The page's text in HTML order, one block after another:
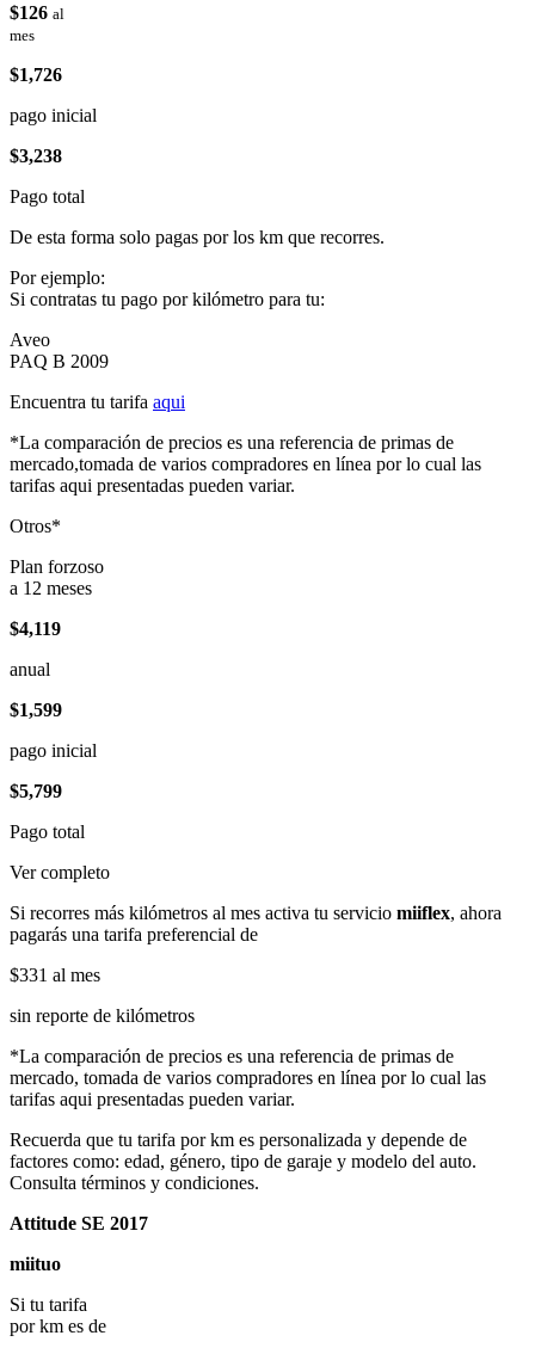
$126 al
mes
$1,726
pago inicial
$3,238
Pago total
De esta forma solo pagas por los km que recorres.
Por ejemplo:
Si contratas tu pago por kilómetro para tu:
Aveo
PAQ B 2009
Encuentra tu tarifa aqui
*La comparación de precios es una referencia de primas de
mercado,tomada de varios compradores en línea por lo cual las
tarifas aqui presentadas pueden variar.
Otros*
Plan forzoso
a 12 meses
$4,119
anual
$1,599
pago inicial
$5,799
Pago total
Ver completo
Si recorres más kilómetros al mes activa tu servicio miiflex, ahora
pagarás una tarifa preferencial de
$331 al mes
sin reporte de kilómetros
*La comparación de precios es una referencia de primas de
mercado, tomada de varios compradores en línea por lo cual las
tarifas aqui presentadas pueden variar.
Recuerda que tu tarifa por km es personalizada y depende de
factores como: edad, género, tipo de garaje y modelo del auto.
Consulta términos y condiciones.
Attitude SE 2017
miituo
Si tu tarifa
por km es de